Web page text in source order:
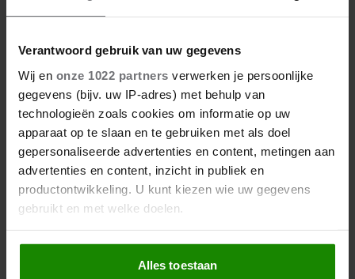
Verantwoord gebruik van uw gegevens
Wij en onze 1022 partners verwerken je persoonlijke
gegevens (bijv. uw IP-adres) met behulp van
technologieën zoals cookies om informatie op uw
apparaat op te slaan en te gebruiken met als doel
gepersonaliseerde advertenties en content, metingen aan
advertenties en content, inzicht in publiek en
productontwikkeling. U kunt kiezen wie uw gegevens
gebruikt en met welke doelen.
Als u het toestaat, willen we ook graag:
Informatie verzamelen over uw geografische
Alles toestaan